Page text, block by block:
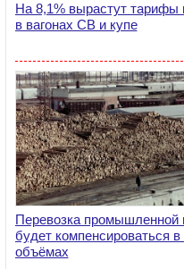
На 8,1% вырастут тарифы
в вагонах СВ и купе
Перевозка промышленной
будет компенсироваться
объёмах